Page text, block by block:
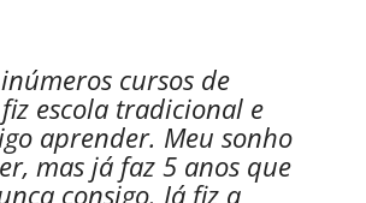
cursos de
escola tradicional e
aprender. Meu sonho
mas já faz 5 anos que
consigo. Já fiz a